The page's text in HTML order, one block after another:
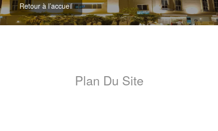
Retour à l’accueil
Plan Du Site